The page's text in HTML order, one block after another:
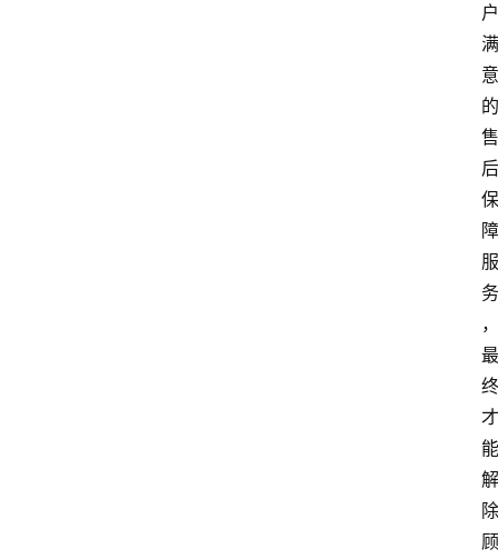
户
满
意
的
售
后
保
障
服
务
，
最
终
才
能
解
除
顾